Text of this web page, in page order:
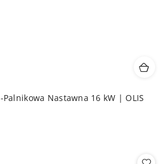
Nastawna 16 kW | OLIS